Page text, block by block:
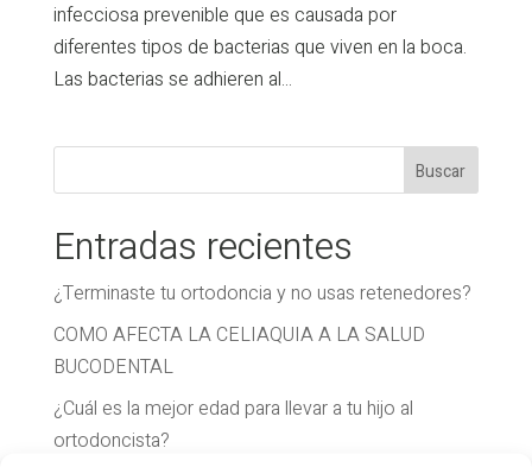
infecciosa prevenible que es causada por
diferentes tipos de bacterias que viven en la boca.
Las bacterias se adhieren al...
Entradas recientes
¿Terminaste tu ortodoncia y no usas retenedores?
COMO AFECTA LA CELIAQUIA A LA SALUD
BUCODENTAL
¿Cuál es la mejor edad para llevar a tu hijo al
ortodoncista?